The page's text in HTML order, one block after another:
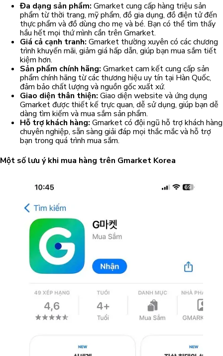
Đa dạng sản phẩm: Gmarket cung cấp hàng triệu sản
phẩm từ thời trang, mỹ phẩm, đồ gia dụng, đồ điện tử đến
thực phẩm và đồ dùng cho mẹ và bé. Bạn có thể tìm thấy
hầu hết mọi thứ mình cần trên Gmarket.
Giá cả cạnh tranh: Gmarket thường xuyên có các chương
trình khuyến mãi, giảm giá hấp dẫn, giúp bạn mua sắm tiết
kiệm hơn.
Sản phẩm chính hãng: Gmarket cam kết cung cấp sản
phẩm chính hãng từ các thương hiệu uy tín tại Hàn Quốc,
đảm bảo chất lượng và nguồn gốc xuất xứ.
Giao diện thân thiện: Giao diện website và ứng dụng
Gmarket được thiết kế trực quan, dễ sử dụng, giúp bạn dễ
dàng tìm kiếm và mua sắm sản phẩm.
Hỗ trợ khách hàng: Gmarket có đội ngũ hỗ trợ khách hàng
chuyên nghiệp, sẵn sàng giải đáp mọi thắc mắc và hỗ trợ
bạn trong quá trình mua sắm.
Một số lưu ý khi mua hàng trên Gmarket Korea